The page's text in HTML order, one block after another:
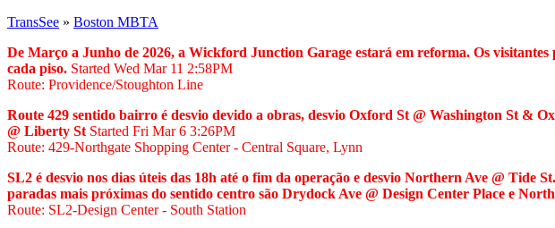
TransSee » Boston MBTA
De Março a Junho de 2026, a Wickford Junction Garage estará em reforma. Os
cada piso. Started Wed Mar 11 2:58PM
Route: Providence/Stoughton Line
Route 429 sentido bairro é desvio devido a obras, desvio Oxford St @ Washington St &
@ Liberty St Started Fri Mar 6 3:26PM
Route: 429-Northgate Shopping Center - Central Square, Lynn
SL2 é desvio nos dias úteis das 18h até o fim da operação e desvio Northern Ave @
paradas mais próximas do sentido centro são Drydock Ave @ Design Center Place e
Route: SL2-Design Center - South Station